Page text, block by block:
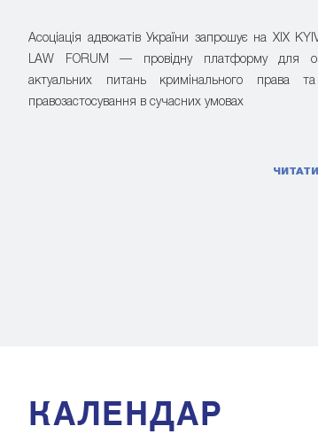
Асоціація адвокатів України запрошує на XIX
LAW FORUM — провідну платформу для
актуальних питань кримінального права
правозастосування в сучасних умовах
ЧИТАТИ
КАЛЕНДАР